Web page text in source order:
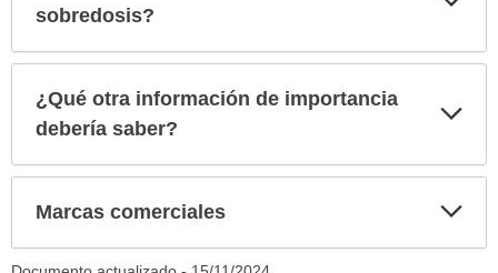
sobredosis?
¿Qué otra información de importancia
debería saber?
Marcas comerciales